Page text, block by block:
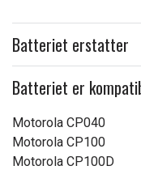
Batteriet erstatter
Batteriet er
Motorola CP040
Motorola CP100
Motorola CP100D